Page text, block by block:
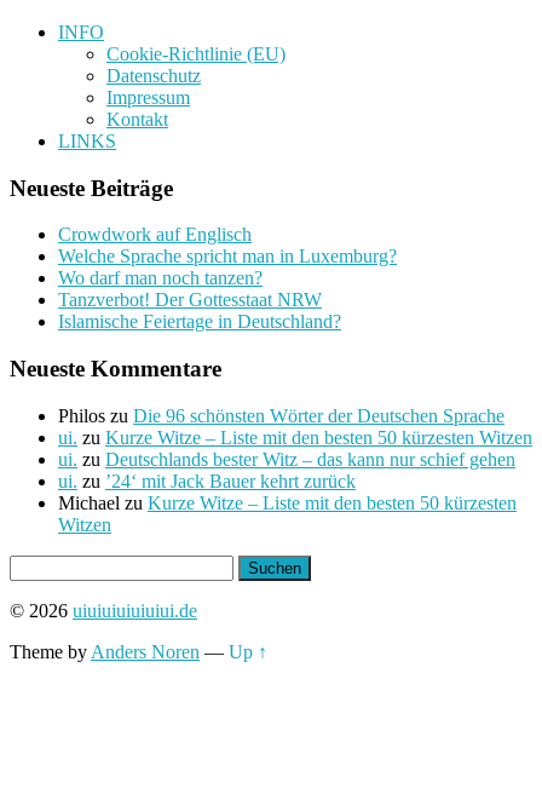
INFO
Cookie-Richtlinie (EU)
Datenschutz
Impressum
Kontakt
LINKS
Neueste Beiträge
Crowdwork auf Englisch
Welche Sprache spricht man in Luxemburg?
Wo darf man noch tanzen?
Tanzverbot! Der Gottesstaat NRW
Islamische Feiertage in Deutschland?
Neueste Kommentare
Philos zu Die 96 schönsten Wörter der Deutschen Sprache
ui. zu Kurze Witze – Liste mit den besten 50 kürzesten Witzen
ui. zu Deutschlands bester Witz – das kann nur schief gehen
ui. zu ’24‘ mit Jack Bauer kehrt zurück
Michael zu Kurze Witze – Liste mit den besten 50 kürzesten
Witzen
nach:
© 2026 uiuiuiuiuiuiui.de
Theme by Anders Noren — Up ↑